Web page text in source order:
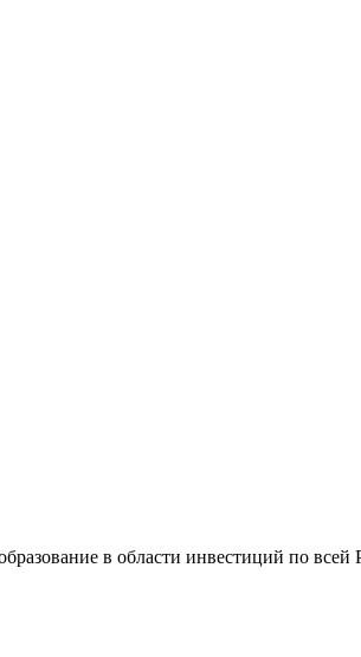
в области инвестиций по